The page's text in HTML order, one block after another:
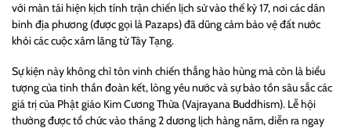
với màn tái hiện kịch tính trận chiến lịch sử vào thế kỷ 17, nơi các dân
binh địa phương (được gọi là Pazaps) đã dũng cảm bảo vệ đất nước
khỏi các cuộc xâm lăng từ Tây Tạng.
Sự kiện này không chỉ tôn vinh chiến thắng hào hùng mà còn là biểu
tượng của tinh thần đoàn kết, lòng yêu nước và sự bảo tồn sâu sắc các
giá trị của Phật giáo Kim Cương Thừa (Vajrayana Buddhism). Lễ hội
thường được tổ chức vào tháng 2 dương lịch hàng năm, diễn ra ngay